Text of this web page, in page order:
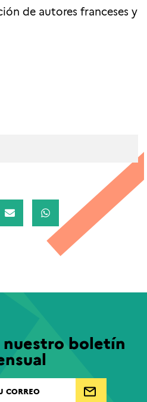
de autores franceses y
nuestro boletín